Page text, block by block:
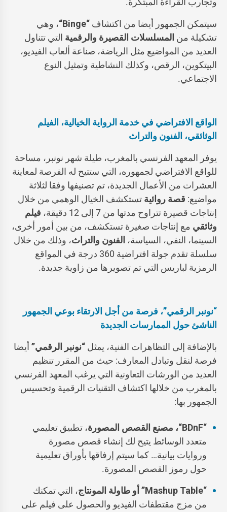
سيتمكن الجمهور أيضا من اكتشاف “
Binge
“، وهي
تشكيلة من المسلسلات القصيرة والرقمية التي تتناول
العديد من المواضيع مثل الرياضة، صناعة ألعاب الفيديو،
البيتكوين، الرقص، وكذلك النشاطية وتمثيل النوع
الاجتماعي.
الواقع الافتراضي في خدمة الرواية الخيالية، الفيلم
الوثائقي، الفنون والتراث
يوفر المعهد الفرنسي بالمغرب، طيلة شهر نونبر، مساحة
للواقع الافتراضي لجمهوره، التي ستتيح له الفرصة لمعاينة
العشرات من الأعمال الجديدة، تم تصنيفها وفقا لثلاثة
مواضيع: قصة روائية تستكشف الخيال الوهمي من خلال
إنتاجات قصيرة تتراوح مدتها من 7 إلى 12 دقيقة،
فيلم
وثائقي مع إنتاجات صغيرة تستكشف، من بين أمور أخرى،
السينما، النفي، السياسة، الفنون والتراث، وذلك من خلال
سلسلة تقدم جولة افتراضية 360 درجة في المواقع
الرمزية لباريس التي تم تصويرها من زاوية جديدة.
“نونبر الرقمي”، فرصة من أجل الارتقاء بوعي الجمهور
الناشئ حول الممارسات الجديدة
بالإضافة إلى التظاهرات الفنية، يمثل “نونبر الرقمي” أيضا
فرصة لنقل وتبادل المعارف: حيث من المقرر تنظيم
العديد من الورشات التعاونية التي يرغب المعهد الفرنسي
بالمغرب من خلالها اكتشاف التقنيات الرقمية وتحسيس
الجمهور بها:
“
BDnF“، مصنع القصص المصورة، تطبيق تعليمي
متعدد الوسائط يتيح لك إنشاء قصص مصورة
وروايات بيانية… كما سيتم إرفاقها بأوراق تعليمية
حول رموز القصص المصورة.
“
Mashup Table” أو طاولة المونتاج، التي تمكنك
من مزج مقتطفات الفيديو والحصول على فيلم على